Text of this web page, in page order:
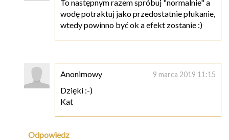
To następnym razem spróbuj "normalnie" a
wodę potraktuj jako przedostatnie płukanie,
wtedy powinno być ok a efekt zostanie :)
Anonimowy 9 marca 2019 11:15
Dzięki :-)
Kat
Odpowiedz